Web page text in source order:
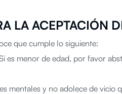
LA ACEPTACIÓN
que cumple lo siguiente:
es menor de edad, por favor
mentales y no adolece de